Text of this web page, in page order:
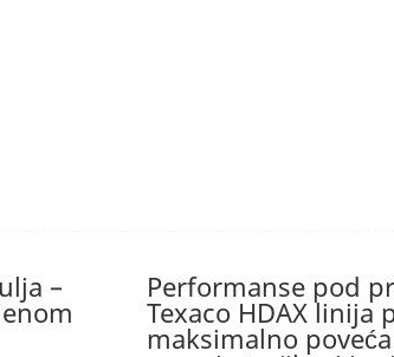
– Performanse pod
Texaco HDAX linija
maksimalno